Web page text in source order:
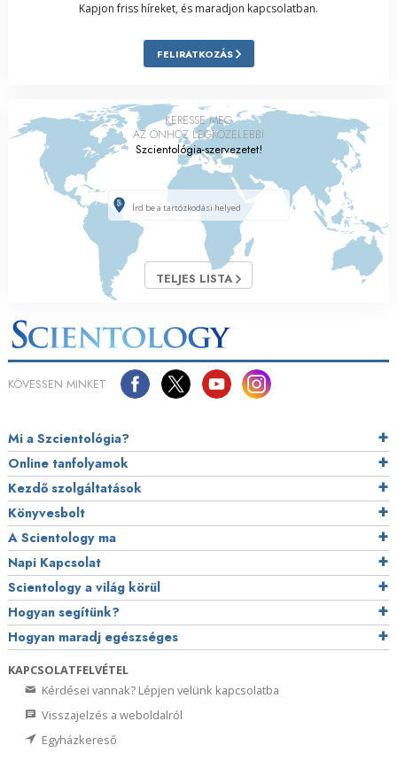
Kapjon friss híreket, és maradjon kapcsolatban.
FELIRATKOZÁS
KERESSE MEG
AZ ÖNHÖZ LEGKÖZELEBBI
Szcientológia-szervezetet!
TELJES LISTA
KÖVESSEN MINKET
Mi a Szcientológia?
Online tanfolyamok
Kezdő szolgáltatások
Könyvesbolt
A Scientology ma
Napi Kapcsolat
Scientology a világ körül
Hogyan segítünk?
Hogyan maradj egészséges
KAPCSOLATFELVÉTEL
Kérdései vannak? Lépjen velünk kapcsolatba
Visszajelzés a weboldalról
Egyházkereső